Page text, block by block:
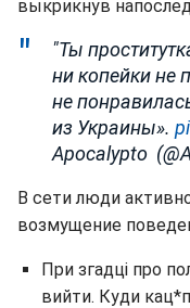
выкрикнув
"Ты
ни копейки не
не
из Украины».
Apocalypto
В сети люди
возмущение
При згадці про
вийти. Куди